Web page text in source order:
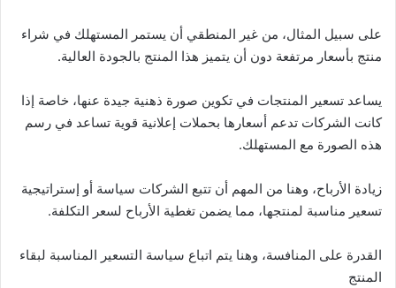
على سبيل المثال، من غير المنطقي أن يستمر المستهلك في شراء
منتج بأسعار مرتفعة دون أن يتميز هذا المنتج بالجودة العالية.
يساعد تسعير المنتجات في تكوين صورة ذهنية جيدة عنها، خاصة إذا
كانت الشركات تدعم أسعارها بحملات إعلانية قوية تساعد في رسم
هذه الصورة مع المستهلك.
زيادة الأرباح، وهنا من المهم أن تتبع الشركات سياسة أو إستراتيجية
تسعير مناسبة لمنتجها، مما يضمن تغطية الأرباح لسعر التكلفة.
القدرة على المنافسة، وهنا يتم اتباع سياسة التسعير المناسبة لبقاء
المنتج